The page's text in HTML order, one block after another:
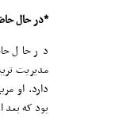
*در حال
در حال
دارد. او
بود که بعد